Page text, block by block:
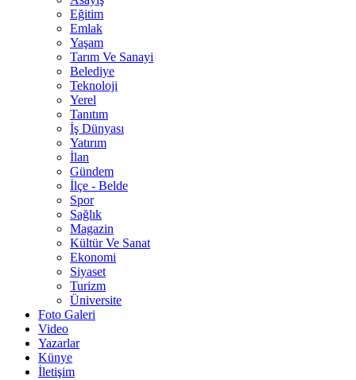
Eğitim
Emlak
Yaşam
Tarım Ve Sanayi
Belediye
Teknoloji
Yerel
Tanıtım
İş Dünyası
Yatırım
İlan
Gündem
İlçe - Belde
Spor
Sağlık
Magazin
Kültür Ve Sanat
Ekonomi
Siyaset
Turizm
Üniversite
Foto Galeri
Video
Yazarlar
Künye
İletişim